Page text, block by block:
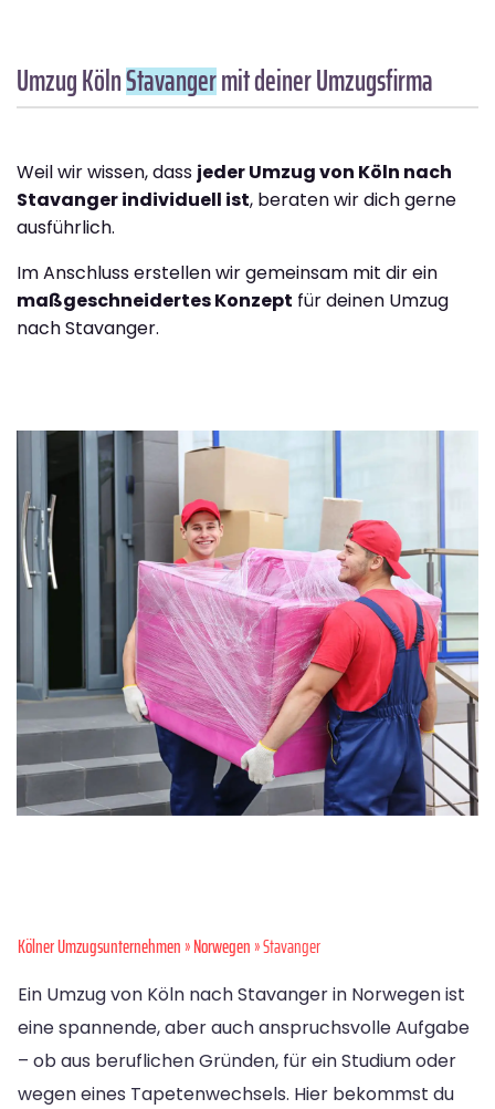
Umzug KölnStavangermit deiner Umzugsfirma
Weil wir wissen, dass jeder Umzug von Köln nach
Stavanger individuell ist, beraten wir dich gerne
ausführlich.
Im Anschluss erstellen wir gemeinsam mit dir ein
maßgeschneidertes Konzept für deinen Umzug
nach Stavanger.
Kölner Umzugsunternehmen»Norwegen» Stavanger
Ein Umzug von Köln nach Stavanger in Norwegen ist
eine spannende, aber auch anspruchsvolle Aufgabe
– ob aus beruflichen Gründen, für ein Studium oder
wegen eines Tapetenwechsels. Hier bekommst du